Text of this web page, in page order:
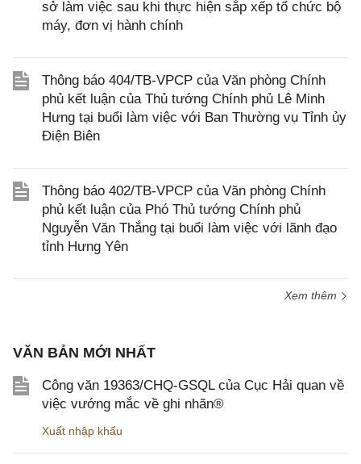
sở làm việc sau khi thực hiện sắp xếp tổ chức bộ
máy, đơn vị hành chính
Thông báo 404/TB-VPCP của Văn phòng Chính
phủ kết luận của Thủ tướng Chính phủ Lê Minh
Hưng tại buổi làm việc với Ban Thường vụ Tỉnh ủy
Điện Biên
Thông báo 402/TB-VPCP của Văn phòng Chính
phủ kết luận của Phó Thủ tướng Chính phủ
Nguyễn Văn Thắng tại buổi làm việc với lãnh đạo
tỉnh Hưng Yên
Xem thêm
VĂN BẢN MỚI NHẤT
Công văn 19363/CHQ-GSQL của Cục Hải quan về
việc vướng mắc về ghi nhãn®
Xuất nhập khẩu